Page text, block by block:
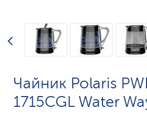
Чайник Polaris
1715CGL Water